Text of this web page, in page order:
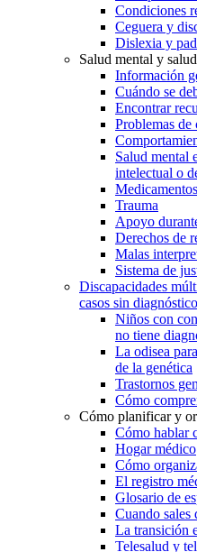
Condiciones
Ceguera y
Dislexia y
Salud mental y
Información
Cuándo se
Encontrar
Problemas
Salud mental
intelectual o
Trauma
Apoyo
Derechos de
Malas
Sistema de
Discapacidades
casos sin diagnóstico
Niños con
no tiene
La odisea
de la genética
Trastornos
Cómo
Cómo planificar y
Cómo hablar
Hogar médico
Cómo
El registro
Glosario de
Cuando sales
La transición
Telesalud y